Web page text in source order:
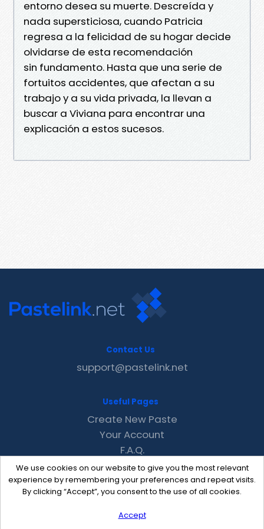
entorno desea su muerte. Descreída y
nada supersticiosa, cuando Patricia
regresa a la felicidad de su hogar decide
olvidarse de esta recomendación
sin fundamento. Hasta que una serie de
fortuitos accidentes, que afectan a su
trabajo y a su vida privada, la llevan a
buscar a Viviana para encontrar una
explicación a estos sucesos.
We use cookies on our website to give you the most relevant
experience by remembering your preferences and repeat visits.
By clicking “Accept”, you consent to the use of all cookies.
Accept
Contact Us
support@pastelink.net
Useful Pages
Create New Paste
Your Account
F.A.Q.
Recent
Contact